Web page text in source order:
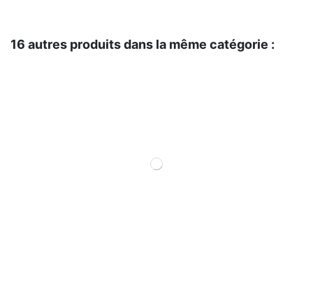
16 autres produits dans la même catégorie :